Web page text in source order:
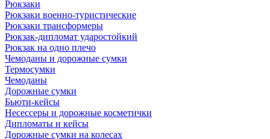
Рюкзаки
Рюкзаки военно-туристические
Рюкзаки трансформеры
Рюкзак-дипломат ударостойкий
Рюкзак на одно плечо
Чемоданы и дорожные сумки
Термосумки
Чемоданы
Дорожные сумки
Бьюти-кейсы
Несессеры и дорожные косметички
Дипломаты и кейсы
Дорожные сумки на колесах